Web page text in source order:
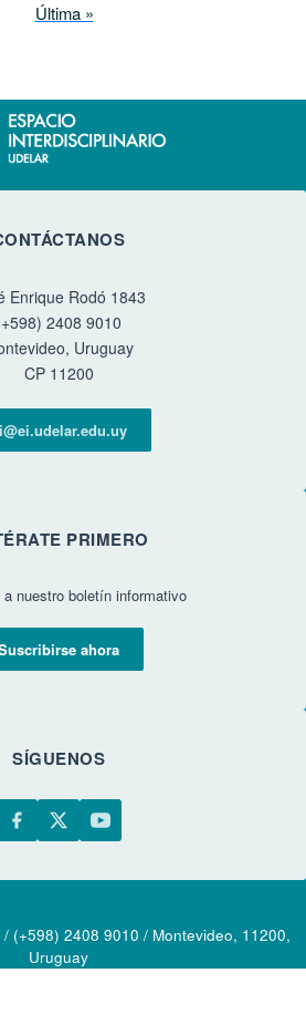
Última página
Última »
Enrique Rodó 1843
2408 9010
Uruguay
CP 11200
PRIMERO
nuestro boletín informativo
ahora
SÍGUENOS
(+598) 2408 9010 / Montevideo, 11200,
Uruguay